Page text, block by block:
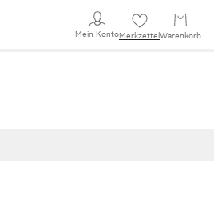
Mein KontoMerkzettel Warenkorb